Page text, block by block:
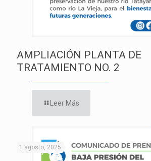
AMPLIACIÓN PLANTA DE
TRATAMIENTO NO. 2
Leer Más
1 agosto, 2025